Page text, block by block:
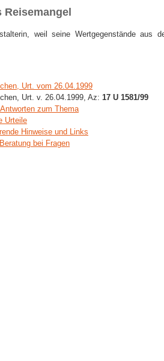
Reisemangel
weil seine Wertgegenstände
Urt. vom 26.04.1999
Urt. v. 26.04.1999, Az: 17 U 1581/99
zum Thema
Urteile
Hinweise und Links
bei Fragen